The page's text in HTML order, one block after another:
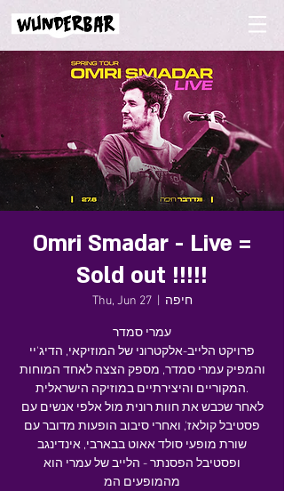
Omri Smadar - Live =
Sold out !!!!!
Thu, Jun 27
  |
חיפה
עמרי סמדר
פרויקט הלייב-אלקטרוני של המוזיקאי, הדיג'יי
והמפיק עמרי סמדר, מספק הצצה לאחד המוחות
המקוריים והיצירתיים במוזיקה הישראלית.
לאחר שכבש את חוות רונית מול אלפי אנשים עם
פסטיבל קולאז', ואחרי סיבוב הופעות מדובר עם
שורת מופעי סולד אאוט בבארבי, אינדינגב
ופסטיבל הפסנתר - הלייב של עמרי הוא
מהמופעים המ